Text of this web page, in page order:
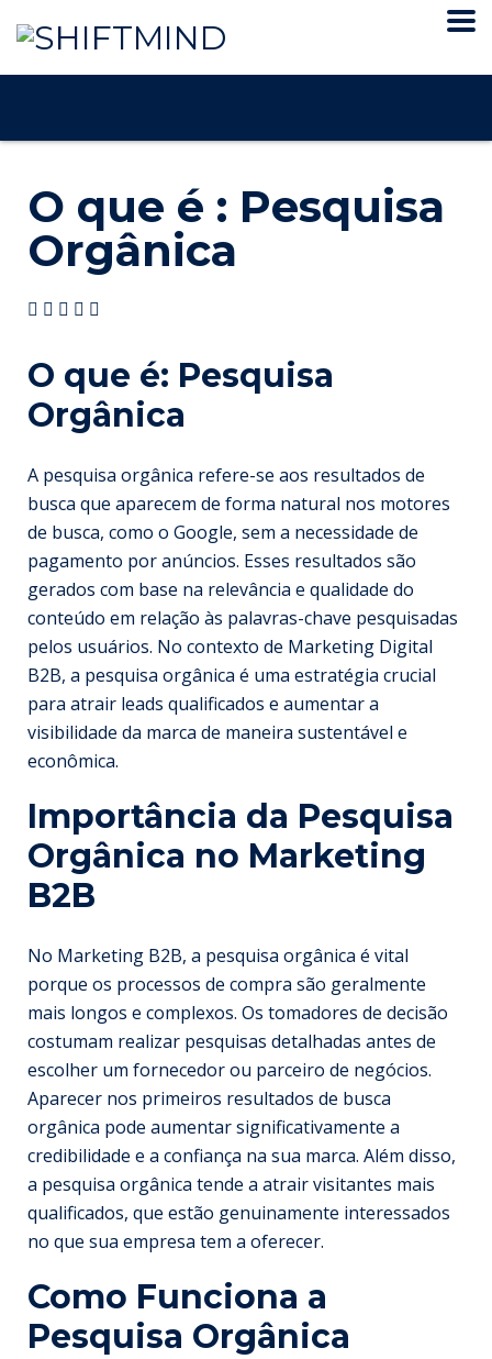
O que é : Pesquisa
Orgânica
O que é: Pesquisa
Orgânica
A pesquisa orgânica refere-se aos resultados de
busca que aparecem de forma natural nos motores
de busca, como o Google, sem a necessidade de
pagamento por anúncios. Esses resultados são
gerados com base na relevância e qualidade do
conteúdo em relação às palavras-chave pesquisadas
pelos usuários. No contexto de Marketing Digital
B2B, a pesquisa orgânica é uma estratégia crucial
para atrair leads qualificados e aumentar a
visibilidade da marca de maneira sustentável e
econômica.
Importância da Pesquisa
Orgânica no Marketing
B2B
No Marketing B2B, a pesquisa orgânica é vital
porque os processos de compra são geralmente
mais longos e complexos. Os tomadores de decisão
costumam realizar pesquisas detalhadas antes de
escolher um fornecedor ou parceiro de negócios.
Aparecer nos primeiros resultados de busca
orgânica pode aumentar significativamente a
credibilidade e a confiança na sua marca. Além disso,
a pesquisa orgânica tende a atrair visitantes mais
qualificados, que estão genuinamente interessados
no que sua empresa tem a oferecer.
Como Funciona a
Pesquisa Orgânica